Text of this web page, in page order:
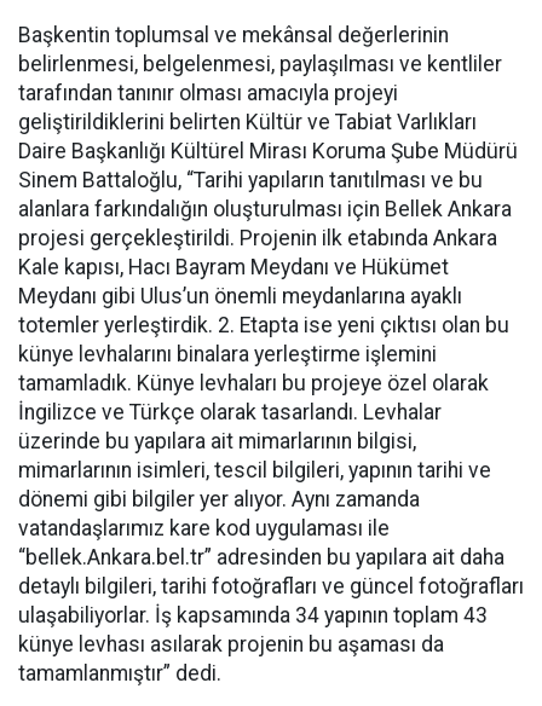
Başkentin toplumsal ve mekânsal değerlerinin
belirlenmesi, belgelenmesi, paylaşılması ve kentliler
tarafından tanınır olması amacıyla projeyi
geliştirildiklerini belirten Kültür ve Tabiat Varlıkları
Daire Başkanlığı Kültürel Mirası Koruma Şube Müdürü
Sinem Battaloğlu, “Tarihi yapıların tanıtılması ve bu
alanlara farkındalığın oluşturulması için Bellek Ankara
projesi gerçekleştirildi. Projenin ilk etabında Ankara
Kale kapısı, Hacı Bayram Meydanı ve Hükümet
Meydanı gibi Ulus’un önemli meydanlarına ayaklı
totemler yerleştirdik. 2. Etapta ise yeni çıktısı olan bu
künye levhalarını binalara yerleştirme işlemini
tamamladık. Künye levhaları bu projeye özel olarak
İngilizce ve Türkçe olarak tasarlandı. Levhalar
üzerinde bu yapılara ait mimarlarının bilgisi,
mimarlarının isimleri, tescil bilgileri, yapının tarihi ve
dönemi gibi bilgiler yer alıyor. Aynı zamanda
vatandaşlarımız kare kod uygulaması ile
“bellek.Ankara.bel.tr” adresinden bu yapılara ait daha
detaylı bilgileri, tarihi fotoğrafları ve güncel fotoğrafları
ulaşabiliyorlar. İş kapsamında 34 yapının toplam 43
künye levhası asılarak projenin bu aşaması da
tamamlanmıştır” dedi.